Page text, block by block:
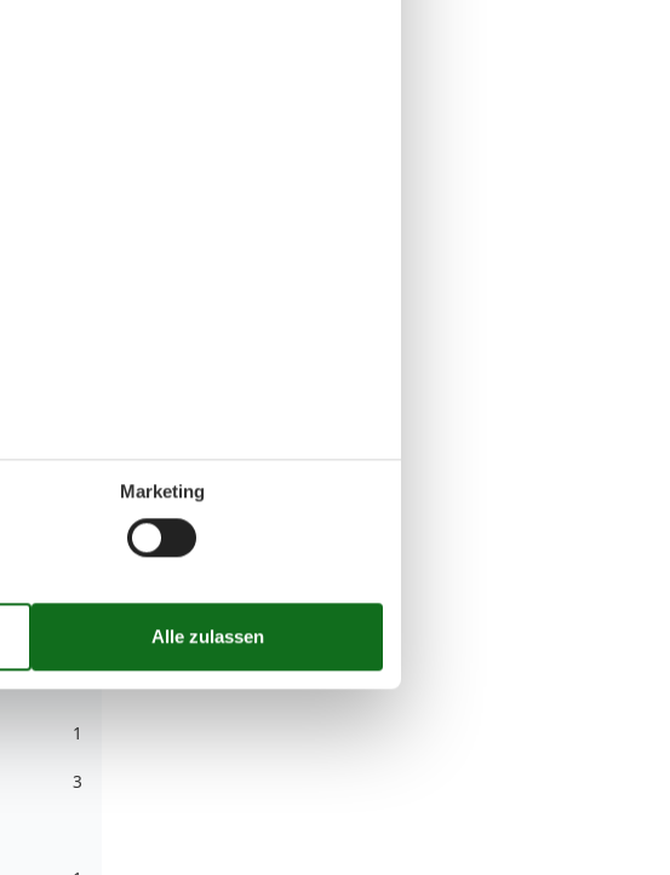
1
3
Marketing